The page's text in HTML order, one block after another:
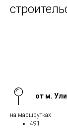
от м.
на маршрутках
491